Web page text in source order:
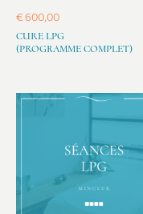
€600,00
CURE LPG
(PROGRAMME COMPLET)